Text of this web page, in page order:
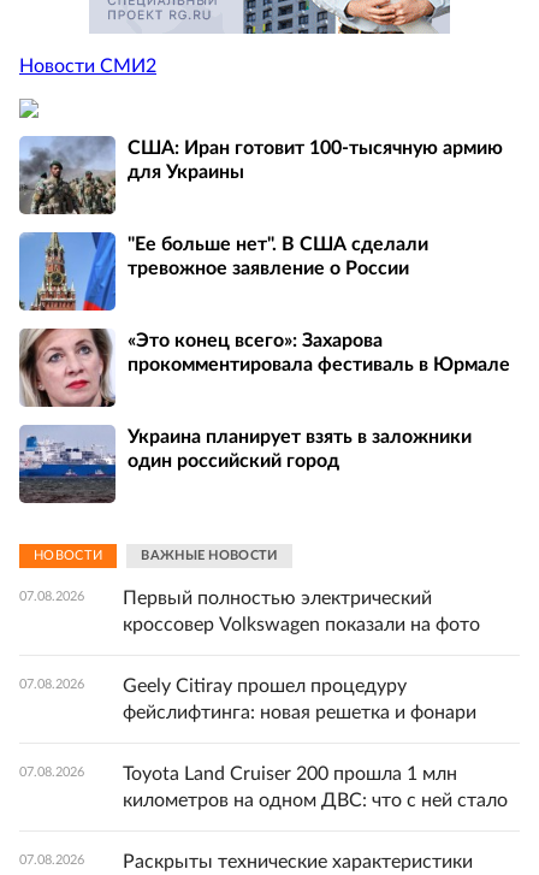
Новости СМИ2
США: Иран готовит 100-тысячную армию
для Украины
"Ее больше нет". В США сделали
тревожное заявление о России
«Это конец всего»: Захарова
прокомментировала фестиваль в Юрмале
Украина планирует взять в заложники
один российский город
НОВОСТИ ВАЖНЫЕ НОВОСТИ
07.08.2026
Первый полностью электрический
кроссовер Volkswagen показали на фото
07.08.2026
Geely Citiray прошел процедуру
фейслифтинга: новая решетка и фонари
07.08.2026
Toyota Land Cruiser 200 прошла 1 млн
километров на одном ДВС: что с ней стало
07.08.2026
Раскрыты технические характеристики